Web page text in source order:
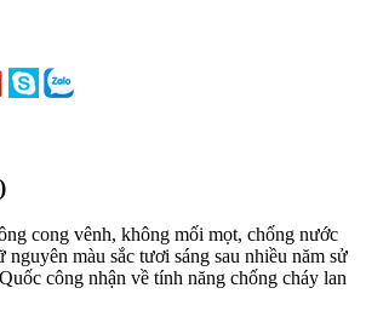
cong vênh, không mối mọt, chống nước
nguyên màu sắc tươi sáng sau nhiều năm sử
công nhận về tính năng chống cháy lan